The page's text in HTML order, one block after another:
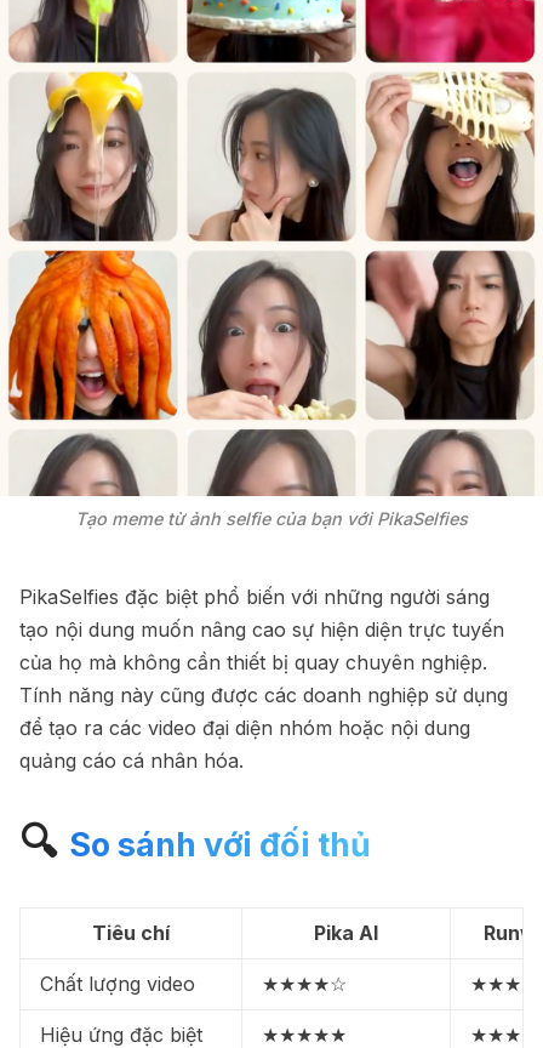
Tạo meme từ ảnh selfie của bạn với PikaSelfies
PikaSelfies đặc biệt phổ biến với những người sáng
tạo nội dung muốn nâng cao sự hiện diện trực tuyến
của họ mà không cần thiết bị quay chuyên nghiệp.
Tính năng này cũng được các doanh nghiệp sử dụng
để tạo ra các video đại diện nhóm hoặc nội dung
quảng cáo cá nhân hóa.
🔍 So sánh với đối thủ
Tiêu chí Pika AI
Chất lượng video ★★★★☆
Hiệu ứng đặc biệt ★★★★★